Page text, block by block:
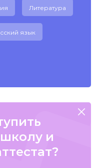
Литература
язык
и